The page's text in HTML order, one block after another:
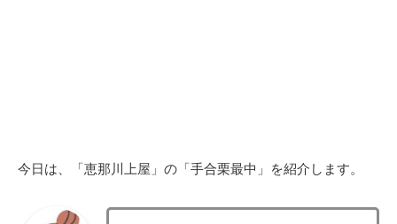
今日は、「恵那川上屋」の「手合栗最中」を紹介します。